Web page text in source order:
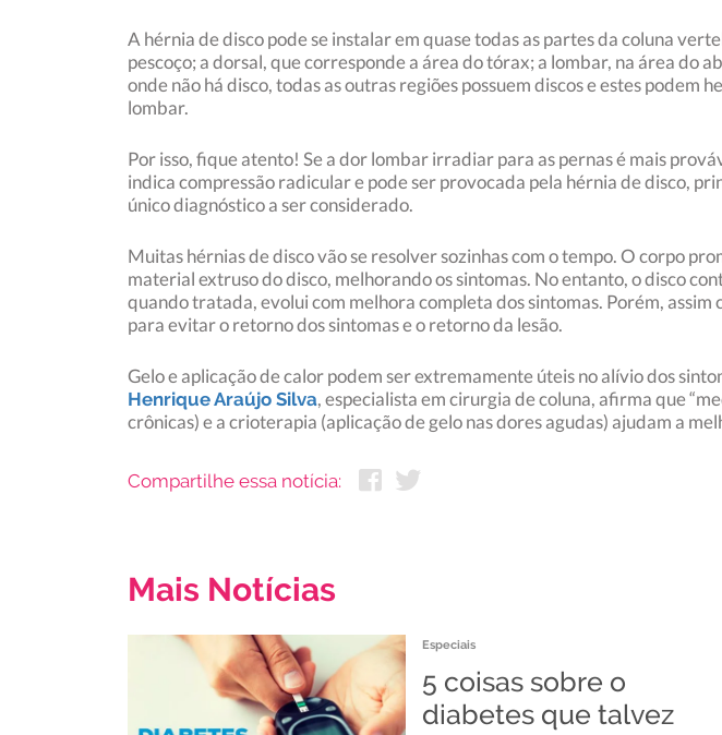
A hérnia de disco pode se instalar em quase todas as partes da coluna
pescoço; a dorsal, que corresponde a área do tórax; a lombar, na área do
onde não há disco, todas as outras regiões possuem discos e estes
lombar.
Por isso, fique atento! Se a dor lombar irradiar para as pernas é mais
indica compressão radicular e pode ser provocada pela hérnia de disco,
único diagnóstico a ser considerado.
Muitas hérnias de disco vão se resolver sozinhas com o tempo. O corpo
material extruso do disco, melhorando os sintomas. No entanto, o disco
quando tratada, evolui com melhora completa dos sintomas. Porém,
para evitar o retorno dos sintomas e o retorno da lesão.
Gelo e aplicação de calor podem ser extremamente úteis no alívio dos
Henrique Araújo Silva, especialista em cirurgia de coluna, afirma que
crônicas) e a crioterapia (aplicação de gelo nas dores agudas) ajudam a
Compartilhe essa notícia:
Mais Notícias
Especiais
5 coisas sobre o
diabetes que talvez